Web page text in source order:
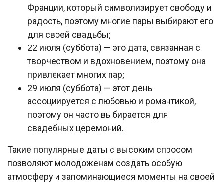
Франции, который символизирует свободу и
радость, поэтому многие пары выбирают его
для своей свадьбы;
22 июля (суббота) — это дата, связанная с
творчеством и вдохновением, поэтому она
привлекает многих пар;
29 июля (суббота) — этот день
ассоциируется с любовью и романтикой,
поэтому он часто выбирается для
свадебных церемоний.
Такие популярные даты с высоким спросом
позволяют молодоженам создать особую
атмосферу и запоминающиеся моменты на своей